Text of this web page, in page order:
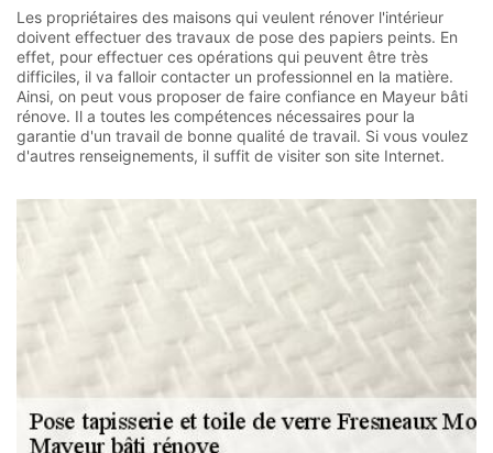
Les propriétaires des maisons qui veulent rénover l'intérieur
doivent effectuer des travaux de pose des papiers peints. En
effet, pour effectuer ces opérations qui peuvent être très
difficiles, il va falloir contacter un professionnel en la matière.
Ainsi, on peut vous proposer de faire confiance en Mayeur bâti
rénove. Il a toutes les compétences nécessaires pour la
garantie d'un travail de bonne qualité de travail. Si vous voulez
d'autres renseignements, il suffit de visiter son site Internet.